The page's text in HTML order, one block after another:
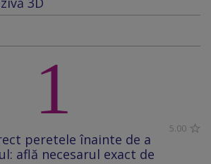
1 5.00
peretele înainte de a
află necesarul exact de